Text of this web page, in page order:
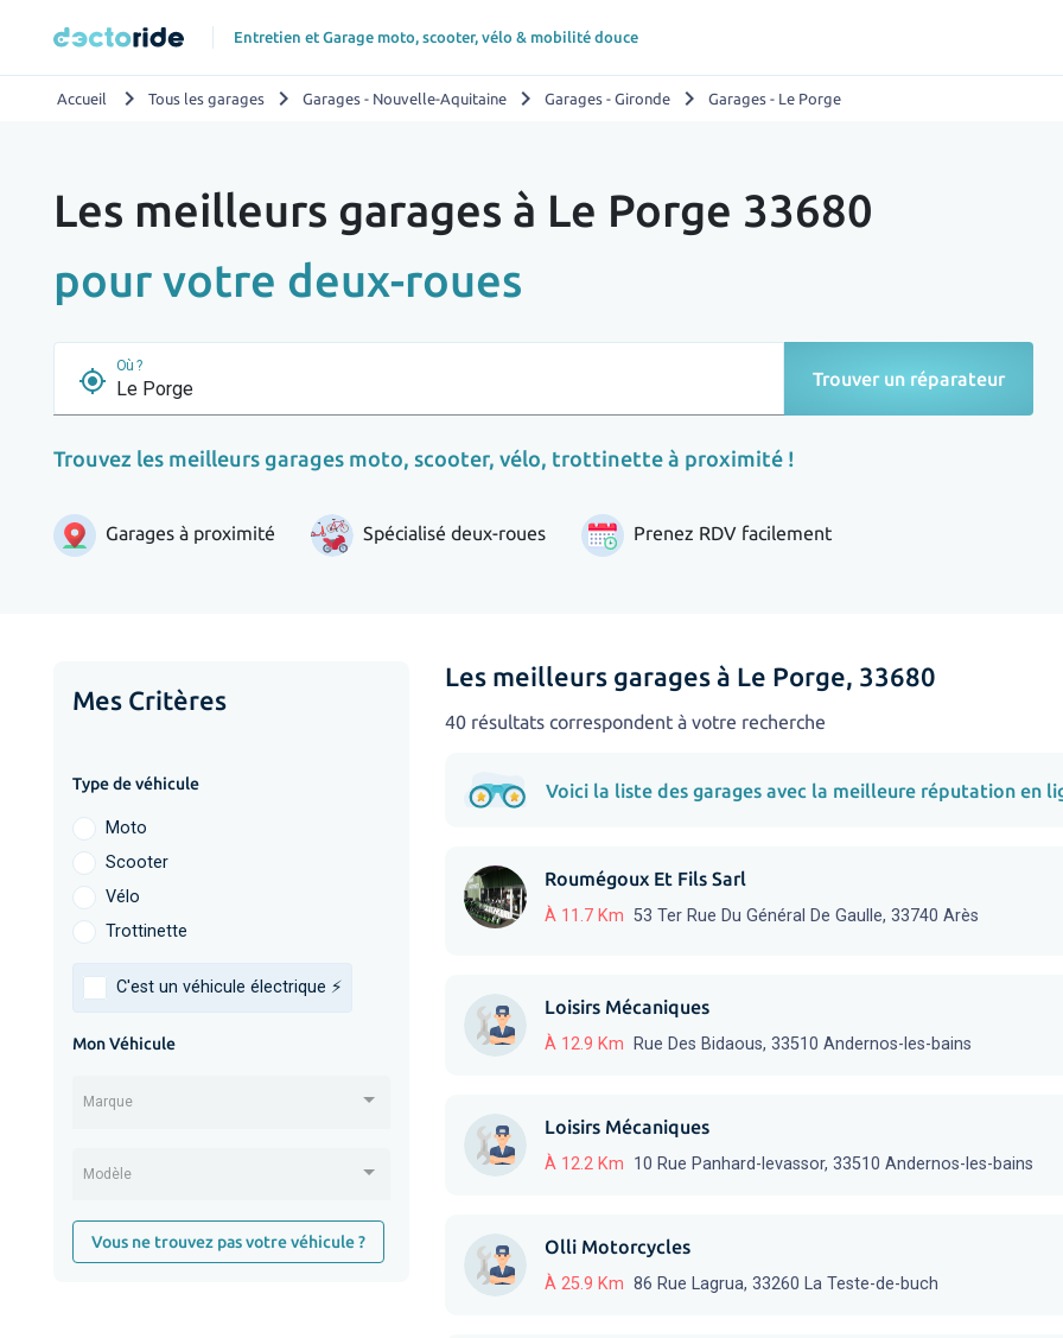
Entretien et Garage moto, scooter, vélo & mobilité douce
Accueil chevron_right Tous les garages chevron_right Garages - Nouvelle-Aquitaine chevron_right Garages - Gironde chevron_right Garages - Le Porge
Les meilleurs garages à Le Porge 33680
pour votre deux-roues
my_location
Où ?
Trouver un réparateur
Trouvez les meilleurs garages moto, scooter, vélo, trottinette à proximité !
Garages à proximité Spécialisé deux-roues Prenez RDV facilement
Mes Critères
Type de véhicule
Moto
Scooter
Vélo
Trottinette
C'est un véhicule électrique ⚡️
Mon Véhicule
Marque
Modèle
Vous ne trouvez pas votre véhicule ?
Les meilleurs garages à Le Porge, 33680
40 résultats correspondent à votre recherche
Voici la liste des garages avec la meilleure réputation en
Roumégoux Et Fils Sarl
À 11.7 Km 53 Ter Rue Du Général De Gaulle, 33740 Arès
Loisirs Mécaniques
À 12.9 Km Rue Des Bidaous, 33510 Andernos-les-bains
Loisirs Mécaniques
À 12.2 Km 10 Rue Panhard-levassor, 33510 Andernos-les-bains
Olli Motorcycles
À 25.9 Km 86 Rue Lagrua, 33260 La Teste-de-buch